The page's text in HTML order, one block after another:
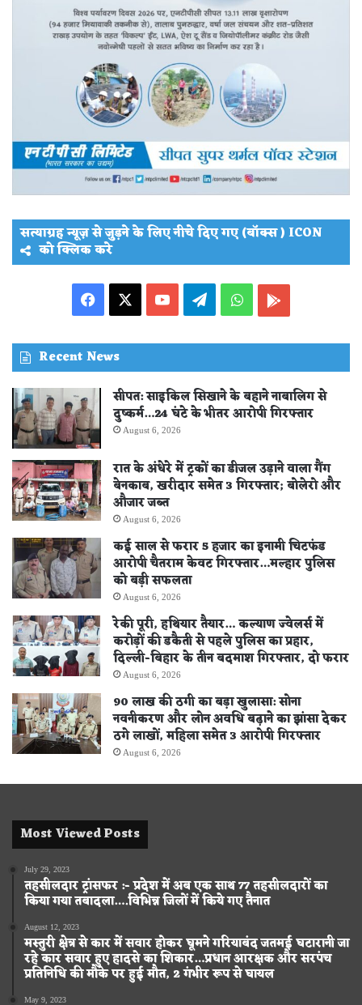
सत्याग्रह न्यूज़ से जुड़ने के लिए नीचे दिए गए (बॉक्स ) ICON
को क्लिक करे
Facebook YouTubeTelegramWhatsApp
Recent News
सीपत: साइकिल सिखाने के बहाने नाबालिग से
दुष्कर्म…24 घंटे के भीतर आरोपी गिरफ्तार
August 6, 2026
रात के अंधेरे में ट्रकों का डीजल उड़ाने वाला गैंग
बेनकाब, खरीदार समेत 3 गिरफ्तार; बोलेरो और
औजार जब्त
August 6, 2026
कई साल से फरार 5 हजार का इनामी चिटफंड
आरोपी चैतराम केवट गिरफ्तार…मल्हार पुलिस
को बड़ी सफलता
August 6, 2026
रेकी पूरी, हथियार तैयार… कल्याण ज्वेलर्स में
करोड़ों की डकैती से पहले पुलिस का प्रहार,
दिल्ली-बिहार के तीन बदमाश गिरफ्तार, दो फरार
August 6, 2026
90 लाख की ठगी का बड़ा खुलासा: सोना
नवनीकरण और लोन अवधि बढ़ाने का झांसा देकर
ठगे लाखों, महिला समेत 3 आरोपी गिरफ्तार
August 6, 2026
Most Viewed Posts
July 29, 2023
तहसीलदार ट्रांसफर :- प्रदेश में अब एक साथ 77 तहसीलदारों का
किया गया तबादला….विभिन्न जिलों में किये गए तैनात
August 12, 2023
मस्तुरी क्षेत्र से कार में सवार होकर घूमने गरियाबंद जतमई घटारानी जा
रहे कार सवार हुए हादसे का शिकार…प्रधान आरक्षक और सरपंच
प्रतिनिधि की मौके पर हुई मौत, 2 गंभीर रूप से घायल
May 9, 2023